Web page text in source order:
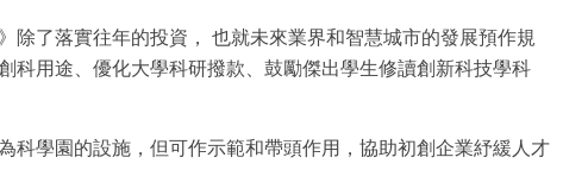
除了落實往年的投資， 也就未來業界和智慧城市的發展預作規
科用途、優化大學科研撥款、鼓勵傑出學生修讀創新科技學科
科學園的設施，但可作示範和帶頭作用，協助初創企業紓緩人才